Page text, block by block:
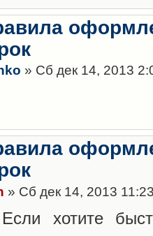
» Сб дек 14, 2013
» Сб дек 14, 2013
хотите